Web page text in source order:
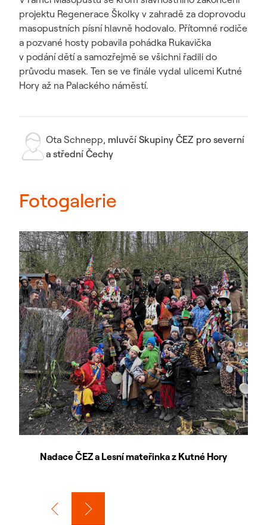
projektu Regenerace Školky v zahradě za doprovodu
masopustních písní hlavně hodovalo. Přítomné rodiče
a pozvané hosty pobavila pohádka Rukavička
v podání dětí a samozřejmě se všichni řadili do
průvodu masek. Ten se ve finále vydal ulicemi Kutné
Hory až na Palackého náměstí.
Ota Schnepp, mluvčí Skupiny ČEZ pro severní
a střední Čechy
Fotogalerie
Nadace ČEZ a Lesní mateřinka z Kutné Hory